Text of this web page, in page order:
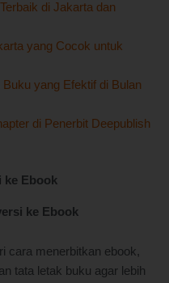
di Jakarta dan
yang Cocok untuk
yang Efektif di Bulan
di Penerbit Deepublish
ke Ebook
ke Ebook
cara menerbitkan ebook,
tata letak buku agar lebih